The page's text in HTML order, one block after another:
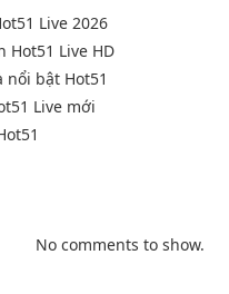
Live 2026
Hot51 Live HD
bật Hot51
Live mới
No comments to show.